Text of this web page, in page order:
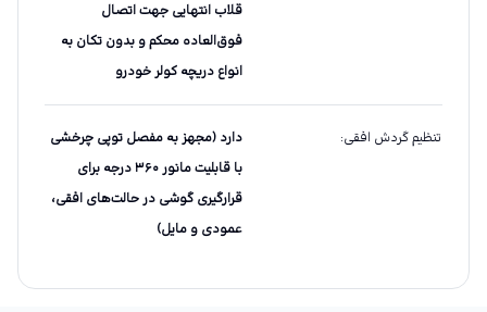
قلاب انتهایی جهت اتصال
فوق‌العاده محکم و بدون تکان به
انواع دریچه کولر خودرو
تنظیم گردش افقی:
دارد (مجهز به مفصل توپی چرخشی
با قابلیت مانور ۳۶۰ درجه برای
قرارگیری گوشی در حالت‌های افقی،
عمودی و مایل)